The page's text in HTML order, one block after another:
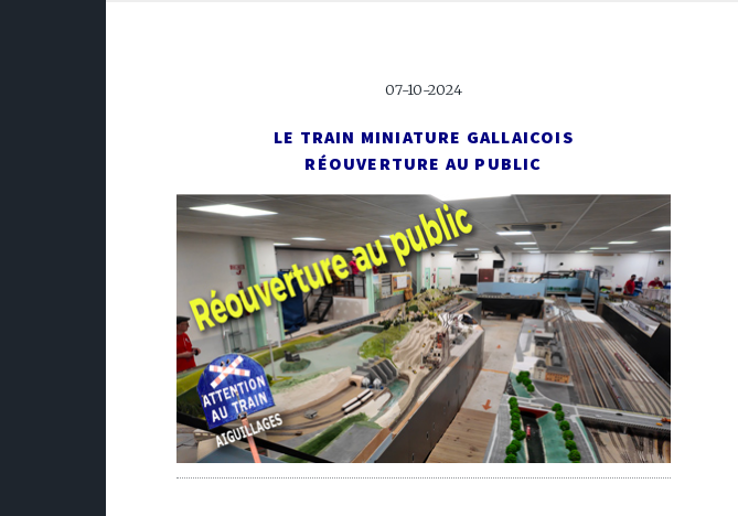
07-10-2024
LE TRAIN MINIATURE GALLAICOIS
RÉOUVERTURE AU PUBLIC